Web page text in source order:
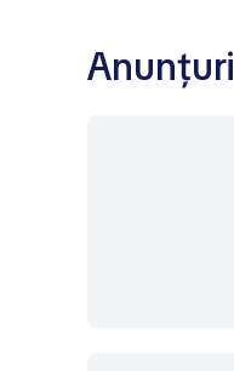
Anunțuri